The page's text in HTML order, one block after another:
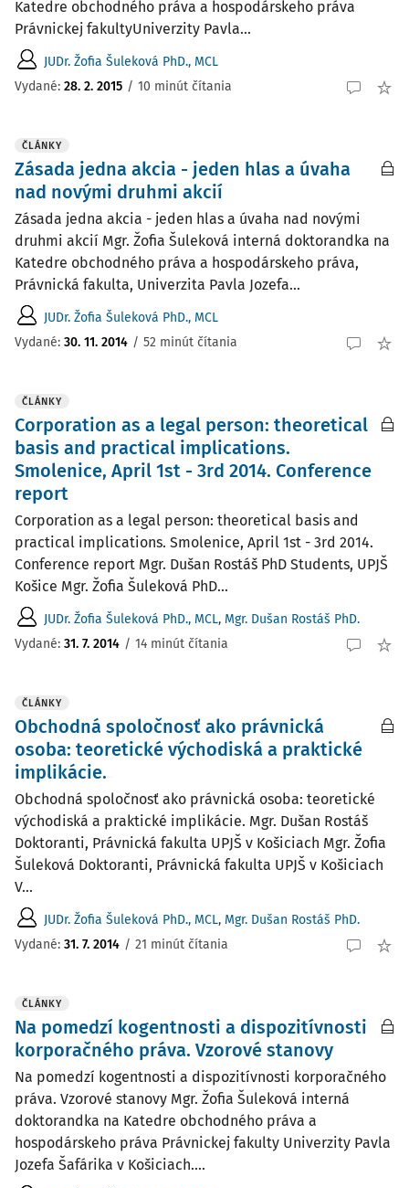
Katedre obchodného práva a hospodárskeho práva
Právnickej fakultyUniverzity Pavla...
JUDr. Žofia Šuleková PhD., MCL
Vydané: 28. 2. 2015 / 10 minút čítania
ČLÁNKY
Zásada jedna akcia - jeden hlas a úvaha
nad novými druhmi akcií
Zásada jedna akcia - jeden hlas a úvaha nad novými
druhmi akcií Mgr. Žofia Šuleková interná doktorandka na
Katedre obchodného práva a hospodárskeho práva,
Právnická fakulta, Univerzita Pavla Jozefa...
JUDr. Žofia Šuleková PhD., MCL
Vydané: 30. 11. 2014 / 52 minút čítania
ČLÁNKY
Corporation as a legal person: theoretical
basis and practical implications.
Smolenice, April 1st - 3rd 2014. Conference
report
Corporation as a legal person: theoretical basis and
practical implications. Smolenice, April 1st - 3rd 2014.
Conference report Mgr. Dušan Rostáš PhD Students, UPJŠ
Košice Mgr. Žofia Šuleková PhD...
JUDr. Žofia Šuleková PhD., MCL, Mgr. Dušan Rostáš PhD.
Vydané: 31. 7. 2014 / 14 minút čítania
ČLÁNKY
Obchodná spoločnosť ako právnická
osoba: teoretické východiská a praktické
implikácie.
Obchodná spoločnosť ako právnická osoba: teoretické
východiská a praktické implikácie. Mgr. Dušan Rostáš
Doktoranti, Právnická fakulta UPJŠ v Košiciach Mgr. Žofia
Šuleková Doktoranti, Právnická fakulta UPJŠ v Košiciach
V...
JUDr. Žofia Šuleková PhD., MCL, Mgr. Dušan Rostáš PhD.
Vydané: 31. 7. 2014 / 21 minút čítania
ČLÁNKY
Na pomedzí kogentnosti a dispozitívnosti
korporačného práva. Vzorové stanovy
Na pomedzí kogentnosti a dispozitívnosti korporačného
práva. Vzorové stanovy Mgr. Žofia Šuleková interná
doktorandka na Katedre obchodného práva a
hospodárskeho práva Právnickej fakulty Univerzity Pavla
Jozefa Šafárika v Košiciach....